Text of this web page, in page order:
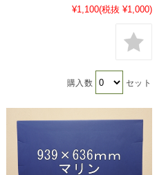
¥1,100(税抜 ¥1,000)
購入数 セット